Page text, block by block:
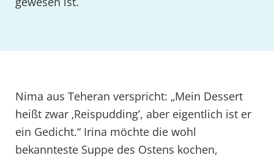
Nima aus Teheran verspricht: „Mein Dessert
heißt zwar ‚Reispudding’, aber eigentlich ist er
ein Gedicht.“ Irina möchte die wohl
bekannteste Suppe des Ostens kochen,